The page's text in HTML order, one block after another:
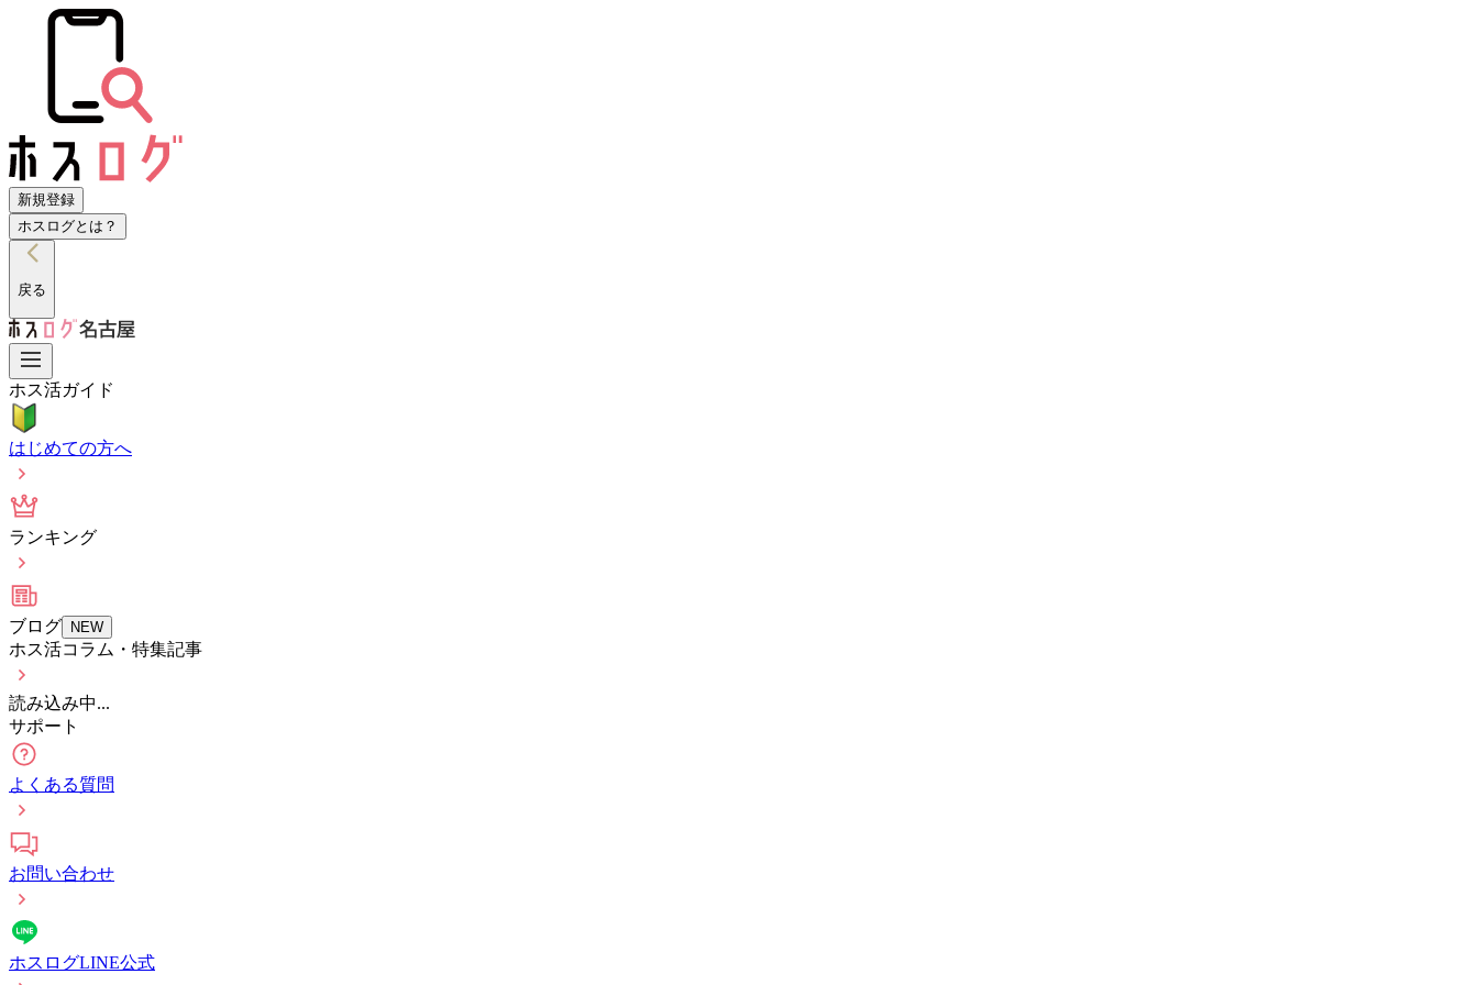
新規登録
ホスログとは？
戻る
ホス活ガイド
はじめての方へ
ランキング
ブログ NEW
ホス活コラム・特集記事
読み込み中...
サポート
よくある質問
お問い合わせ
ホスログLINE公式